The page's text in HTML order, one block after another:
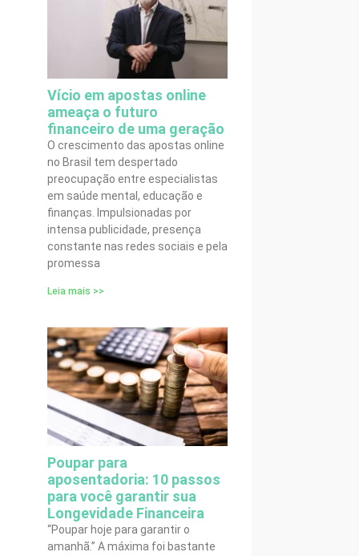
Vício em apostas online
ameaça o futuro
financeiro de uma geração
O crescimento das apostas online
no Brasil tem despertado
preocupação entre especialistas
em saúde mental, educação e
finanças. Impulsionadas por
intensa publicidade, presença
constante nas redes sociais e pela
promessa
Leia mais >>
Poupar para
aposentadoria: 10 passos
para você garantir sua
Longevidade Financeira
“Poupar hoje para garantir o
amanhã.” A máxima foi bastante